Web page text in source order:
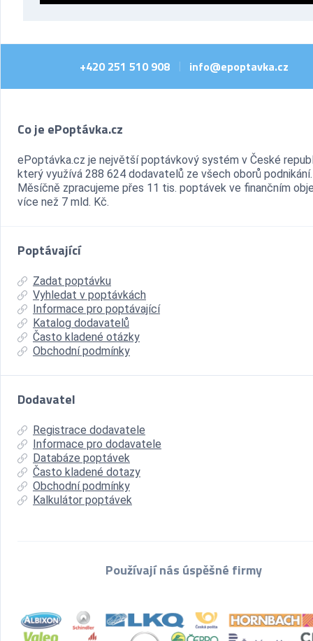
+420 251 510 908 info@epoptavka.cz
Co je ePoptávka.cz
ePoptávka.cz je největší poptávkový systém v České
který využívá 288 624 dodavatelů ze všech oborů podnikání.
Měsíčně zpracujeme přes 11 tis. poptávek ve finančním
více než 7 mld. Kč.
Poptávající
Zadat poptávku
Vyhledat v poptávkách
Informace pro poptávající
Katalog dodavatelů
Často kladené otázky
Obchodní podmínky
Dodavatel
Registrace dodavatele
Informace pro dodavatele
Databáze poptávek
Často kladené dotazy
Obchodní podmínky
Kalkulátor poptávek
Používají nás úspěšné firmy